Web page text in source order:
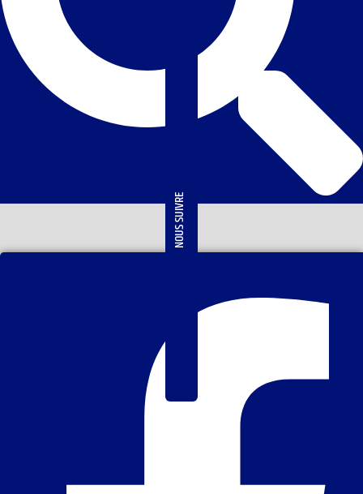
NOUS SUIVRE